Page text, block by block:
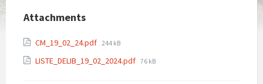
Attachments
CM_19_02_24.pdf File
244 kB
LISTE_DELIB_19_02_2024.pdf File
76 kB